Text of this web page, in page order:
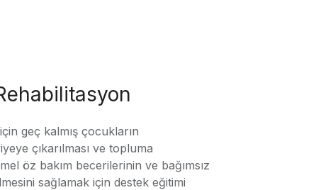
geç kalmış çocukların
çıkarılması ve topluma
öz bakım becerilerinin ve bağımsız
sağlamak için destek eğitimi